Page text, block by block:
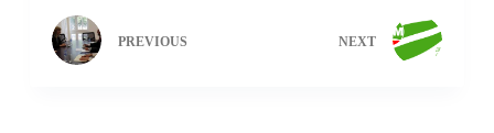
PREVIOUS NEXT